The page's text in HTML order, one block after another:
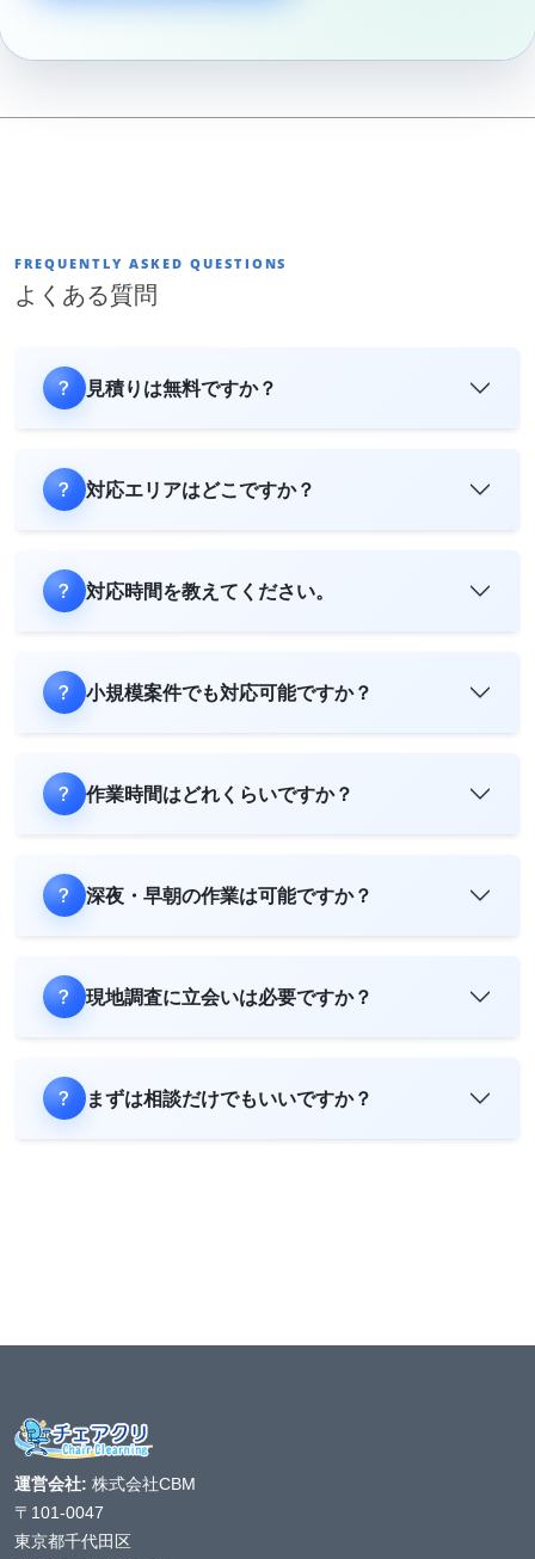
FREQUENTLY ASKED QUESTIONS
よくある質問
見積りは無料ですか？
対応エリアはどこですか？
対応時間を教えてください。
小規模案件でも対応可能ですか？
作業時間はどれくらいですか？
深夜・早朝の作業は可能ですか？
現地調査に立会いは必要ですか？
まずは相談だけでもいいですか？
運営会社: 株式会社CBM
〒101-0047
東京都千代田区